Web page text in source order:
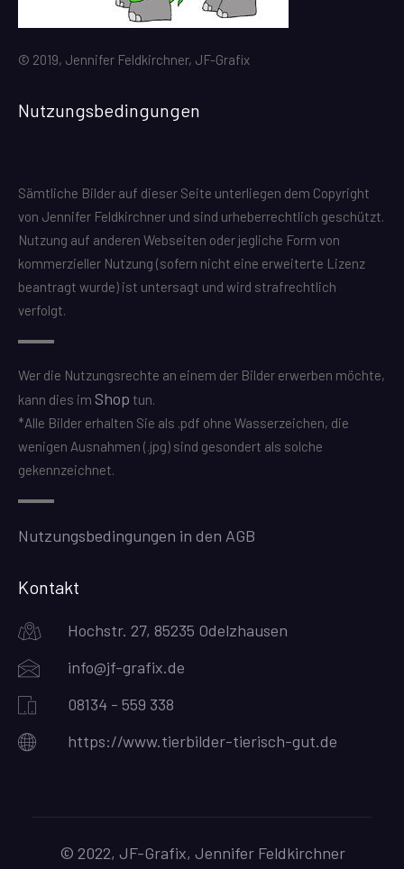
© 2019, Jennifer Feldkirchner, JF-Grafix
Nutzungsbedingungen
Sämtliche Bilder auf dieser Seite unterliegen dem Copyright
von Jennifer Feldkirchner und sind urheberrechtlich geschützt.
Nutzung auf anderen Webseiten oder jegliche Form von
kommerzieller Nutzung (sofern nicht eine erweiterte Lizenz
beantragt wurde) ist untersagt und wird strafrechtlich
verfolgt.
Wer die Nutzungsrechte an einem der Bilder erwerben möchte,
kann dies im Shop tun.
*Alle Bilder erhalten Sie als .pdf ohne Wasserzeichen, die
wenigen Ausnahmen (.jpg) sind gesondert als solche
gekennzeichnet.
Nutzungsbedingungen in den AGB
Kontakt
Hochstr. 27, 85235 Odelzhausen
info@jf-grafix.de
08134 - 559 338
https://www.tierbilder-tierisch-gut.de
© 2022, JF-Grafix, Jennifer Feldkirchner